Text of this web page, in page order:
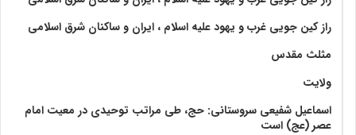
راز کین جویی غرب و یهود علیه اسلام ، ایران و ساکنان شرق اسلامی
مثلث مقدس
ولايت‏
اسماعیل شفیعی سروستانی: حج، طی مراتب توحیدی در معیت امام
عصر (عج) است